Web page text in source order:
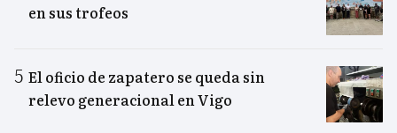
en sus trofeos
El oficio de zapatero se queda sin
relevo generacional en Vigo